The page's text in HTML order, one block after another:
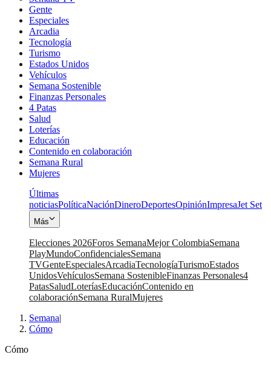
Gente
Especiales
Arcadia
Tecnología
Turismo
Estados Unidos
Vehículos
Semana Sostenible
Finanzas Personales
4 Patas
Salud
Loterías
Educación
Contenido en colaboración
Semana Rural
Mujeres
Últimas
noticiasPolíticaNaciónDineroDeportesOpiniónImpresaJet Set
Más
Elecciones 2026Foros SemanaMejor ColombiaSemana
PlayMundoConfidencialesSemana
TVGenteEspecialesArcadiaTecnologíaTurismoEstados
UnidosVehículosSemana SostenibleFinanzas Personales4
PatasSaludLoteríasEducaciónContenido en
colaboraciónSemana RuralMujeres
Semana|
Cómo
Cómo